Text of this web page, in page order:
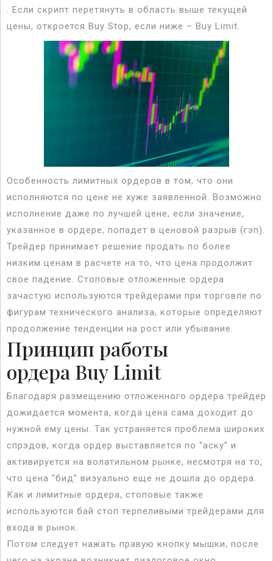
. Если скрипт перетянуть в область выше текущей
цены, откроется Buy Stop, если ниже – Buy Limit.
Особенность лимитных ордеров в том, что они
исполняются по цене не хуже заявленной. Возможно
исполнение даже по лучшей цене, если значение,
указанное в ордере, попадет в ценовой разрыв (гэп).
Трейдер принимает решение продать по более
низким ценам в расчете на то, что цена продолжит
свое падение. Стоповые отложенные ордера
зачастую используются трейдерами при торговле по
фигурам технического анализа, которые определяют
продолжение тенденции на рост или убывание.
Принцип работы
ордера Buy Limit
Благодаря размещению отложенного ордера трейдер
дожидается момента, когда цена сама доходит до
нужной ему цены. Так устраняется проблема широких
спрэдов, когда ордер выставляется по “аску” и
активируется на волатильном рынке, несмотря на то,
что цена “бид” визуально еще не дошла до ордера.
Как и лимитные ордера, стоповые также
используются бай стоп терпеливыми трейдерами для
входа в рынок.
Потом следует нажать правую кнопку мышки, после